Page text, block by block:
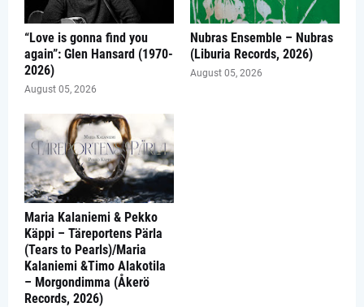
“Love is gonna find you
again”: Glen Hansard (1970-
2026)
August 05, 2026
Nubras Ensemble – Nubras
(Liburia Records, 2026)
August 05, 2026
Maria Kalaniemi & Pekko
Käppi – Täreportens Pärla
(Tears to Pearls)/Maria
Kalaniemi &Timo Alakotila
– Morgondimma (Åkerö
Records, 2026)